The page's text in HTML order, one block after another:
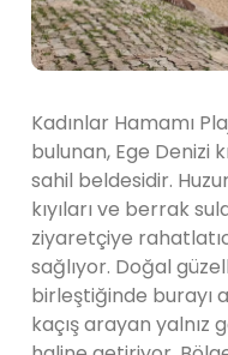
Kadınlar Hamamı
bulunan, Ege Denizi
sahil beldesidir.
kıyıları ve berrak
ziyaretçiye
sağlıyor. Doğal
birleştiğinde burayı
kaçış arayan yalnız